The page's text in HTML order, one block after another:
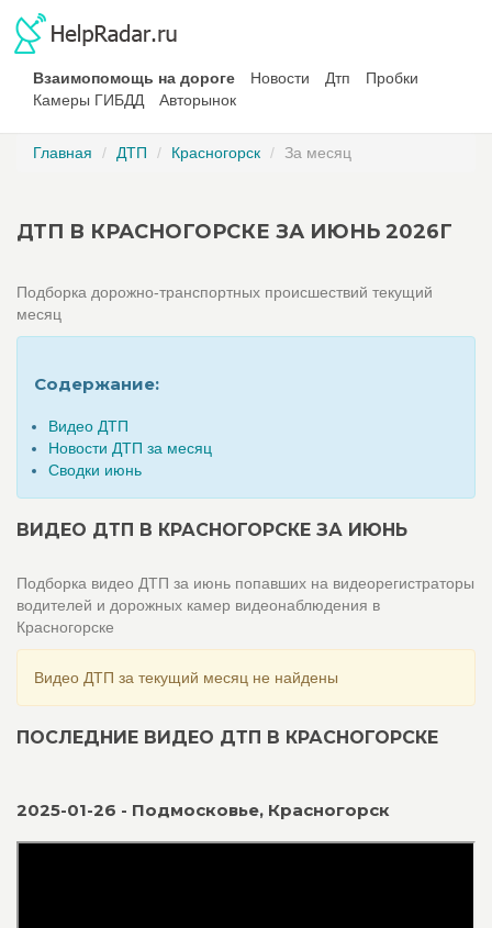
Взаимопомощь на дороге Новости Дтп
Пробки
Камеры ГИБДД
Авторынок
Главная ДТП Красногорск За месяц
ДТП В КРАСНОГОРСКЕ ЗА ИЮНЬ 2026Г
Подборка дорожно-транспортных происшествий текущий
месяц
Содержание:
Видео ДТП
Новости ДТП за месяц
Сводки июнь
ВИДЕО ДТП В КРАСНОГОРСКЕ ЗА ИЮНЬ
Подборка видео ДТП за июнь попавших на видеорегистраторы
водителей и дорожных камер видеонаблюдения в
Красногорске
Видео ДТП за текущий месяц не найдены
ПОСЛЕДНИЕ ВИДЕО ДТП В КРАСНОГОРСКЕ
2025-01-26 - Подмосковье, Красногорск